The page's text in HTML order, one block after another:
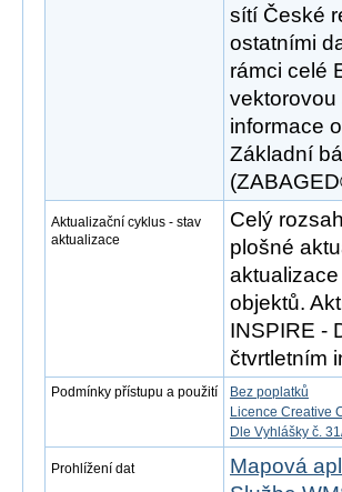
sítí České
ostatními
rámci celé
vektorovou
informace
Základní
Aktualizační cyklus - stav
aktualizace
Celý
plošné
objektů.
INSPIRE -
čtvrtletním
Podmínky přístupu a použití
Bez poplatků
Licence Creative
Dle Vyhlášky č.
Prohlížení dat
Mapová